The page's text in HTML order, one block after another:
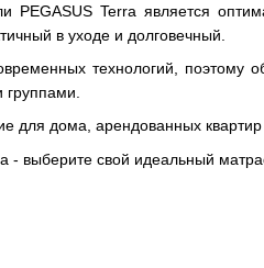
Terra является
в уходе и долговечный.
технологий, поэтому
для дома, арендованных
- выберите свой идеальный